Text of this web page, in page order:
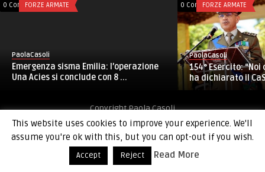
0 CommentsFORZE ARMATE
PaolaCasoli
Emergenza sisma Emilia: l’operazione
Una Acies si conclude con 8 ...
0 CommentsFORZE ARMATE
PaolaCasoli
154° Esercito:
ha dichiarato il
Copyright Paola Casoli
This website uses cookies to improve your experience. We'll
assume you're ok with this, but you can opt-out if you wish.
Accept Reject Read More